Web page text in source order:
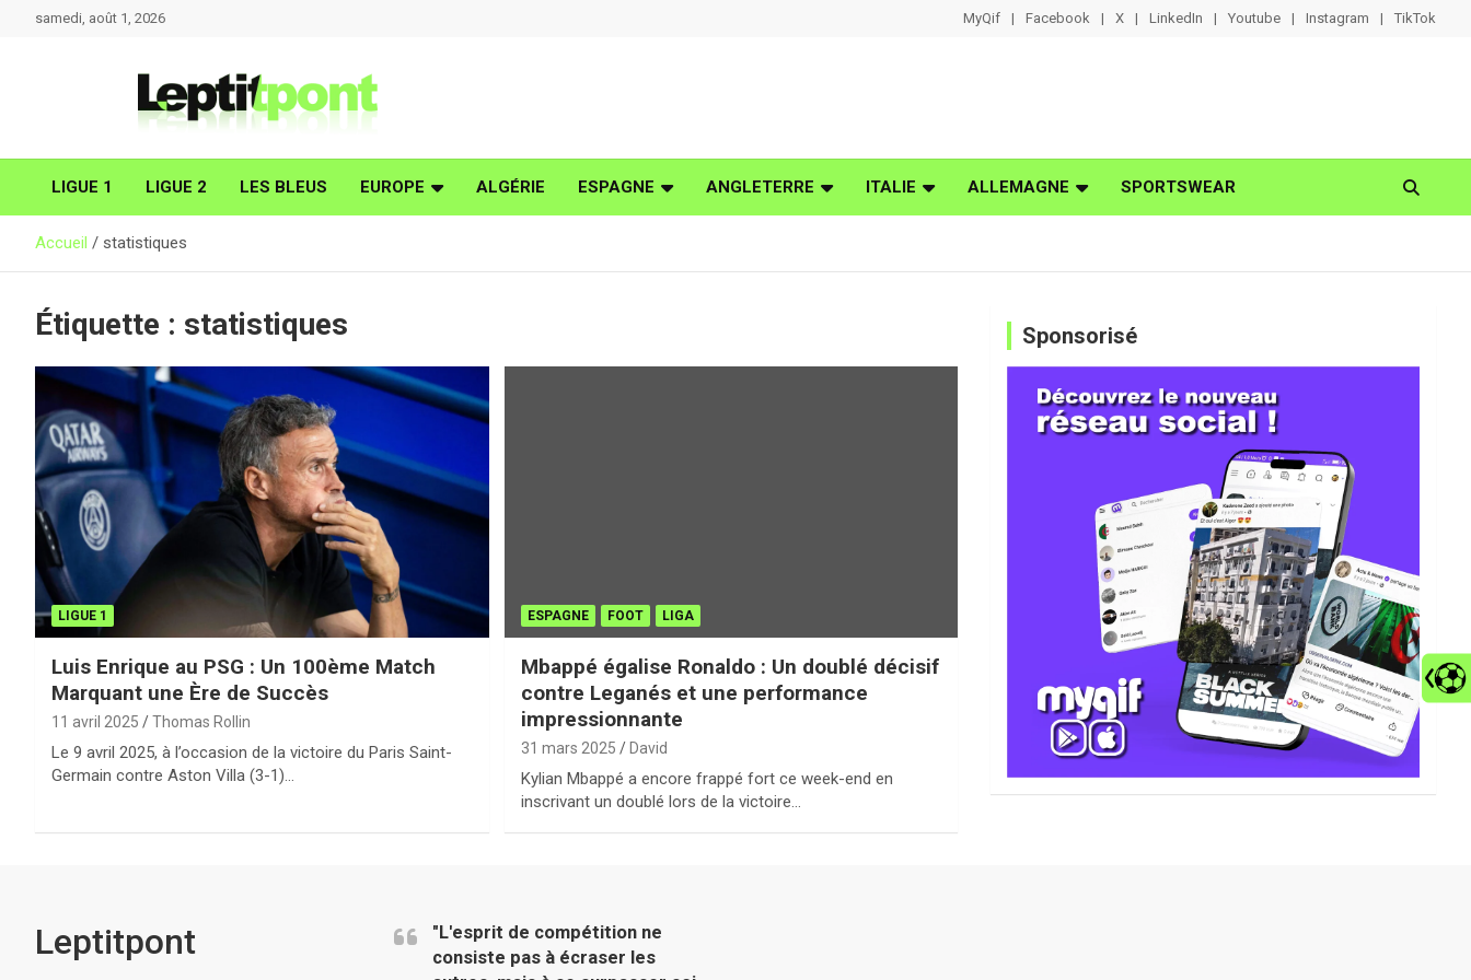
samedi, août 1, 2026 MyQif Facebook X LinkedIn Youtube Instagram TikTok
LIGUE 1 LIGUE 2 LES BLEUS EUROPE ALGÉRIE ESPAGNE ANGLETERRE ITALIE ALLEMAGNE SPORTSWEAR
Accueil statistiques
Étiquette : statistiques
LIGUE 1
Luis Enrique au PSG : Un 100ème Match
Marquant une Ère de Succès
11 avril 2025 Thomas Rollin
Le 9 avril 2025, à l’occasion de la victoire du Paris Saint-
Germain contre Aston Villa (3-1)…
ESPAGNE FOOT LIGA
Mbappé égalise Ronaldo : Un doublé décisif
contre Leganés et une performance
impressionnante
31 mars 2025 David
Kylian Mbappé a encore frappé fort ce week-end en
inscrivant un doublé lors de la victoire…
Sponsorisé
Leptitpont
"L'esprit de compétition ne
consiste pas à écraser les